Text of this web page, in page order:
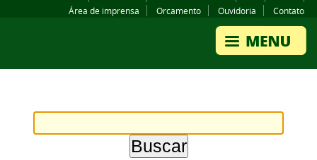
Área de imprensa
Orcamento Ouvidoria Contato